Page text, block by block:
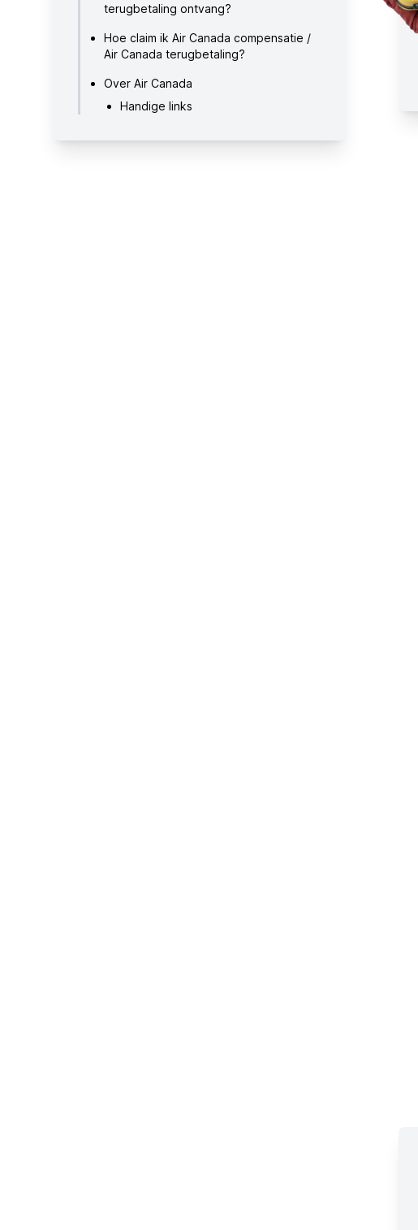
terugbetaling ontvang?
Hoe claim ik Air Canada compensatie /
Air Canada terugbetaling?
Over Air Canada
Handige links